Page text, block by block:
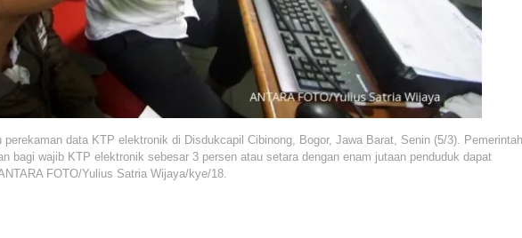
perekaman data KTP elektronik di Disdukcapil Cibinong, Bogor, Jawa Barat, Senin (5/3). Pemerintah
bagi wajib KTP elektronik sebesar 3 persen atau setara dengan enam jutaan penduduk dapat
FOTO/Yulius Satria Wijaya/kye/18.